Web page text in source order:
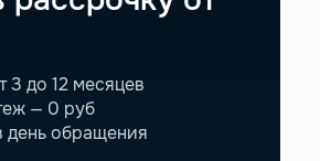
3 до 12 месяцев
— 0 руб
день обращения